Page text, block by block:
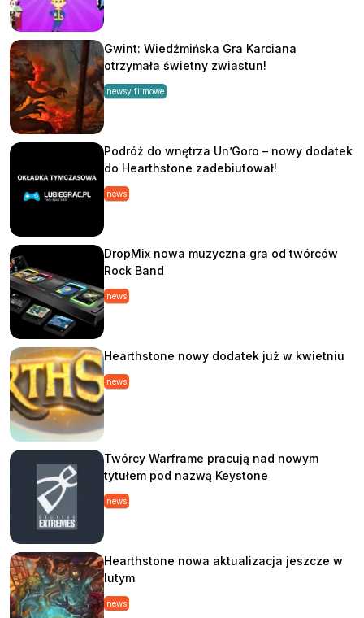
Gwint: Wiedźmińska Gra Karciana
otrzymała świetny zwiastun!
newsy filmowe
Podróż do wnętrza Un’Goro – nowy dodatek
do Hearthstone zadebiutował!
news
DropMix nowa muzyczna gra od twórców
Rock Band
news
Hearthstone nowy dodatek już w kwietniu
news
Twórcy Warframe pracują nad nowym
tytułem pod nazwą Keystone
news
Hearthstone nowa aktualizacja jeszcze w
lutym
news